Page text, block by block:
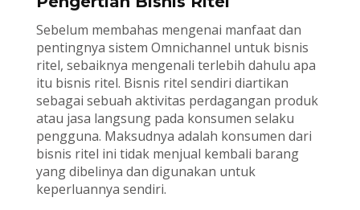
Sebelum membahas mengenai manfaat dan
pentingnya sistem Omnichannel untuk bisnis
ritel, sebaiknya mengenali terlebih dahulu apa
itu bisnis ritel. Bisnis ritel sendiri diartikan
sebagai sebuah aktivitas perdagangan produk
atau jasa langsung pada konsumen selaku
pengguna. Maksudnya adalah konsumen dari
bisnis ritel ini tidak menjual kembali barang
yang dibelinya dan digunakan untuk
keperluannya sendiri.